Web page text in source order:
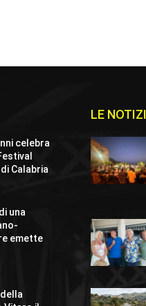
celebra
Calabria
una
emette
LE